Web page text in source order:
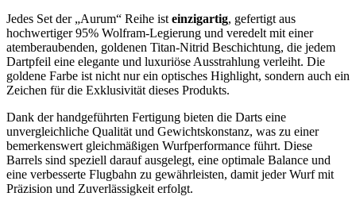
Jedes Set der „Aurum“ Reihe ist einzigartig, gefertigt aus
hochwertiger 95% Wolfram-Legierung und veredelt mit einer
atemberaubenden, goldenen Titan-Nitrid Beschichtung, die jedem
Dartpfeil eine elegante und luxuriöse Ausstrahlung verleiht. Die
goldene Farbe ist nicht nur ein optisches Highlight, sondern auch ein
Zeichen für die Exklusivität dieses Produkts.
Dank der handgeführten Fertigung bieten die Darts eine
unvergleichliche Qualität und Gewichtskonstanz, was zu einer
bemerkenswert gleichmäßigen Wurfperformance führt. Diese
Barrels sind speziell darauf ausgelegt, eine optimale Balance und
eine verbesserte Flugbahn zu gewährleisten, damit jeder Wurf mit
Präzision und Zuverlässigkeit erfolgt.